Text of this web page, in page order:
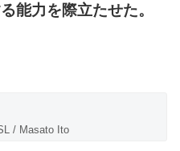
能力を際立たせた。
/ Masato Ito